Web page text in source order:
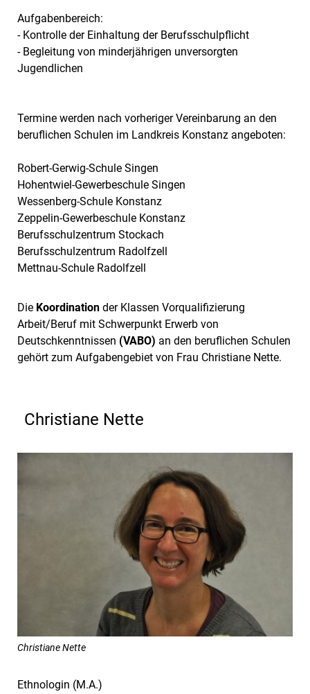
Aufgabenbereich:
- Kontrolle der Einhaltung der Berufsschulpflicht
- Begleitung von minderjährigen unversorgten
Jugendlichen
Termine werden nach vorheriger Vereinbarung an den
beruflichen Schulen im Landkreis Konstanz angeboten:
Robert-Gerwig-Schule Singen
Hohentwiel-Gewerbeschule Singen
Wessenberg-Schule Konstanz
Zeppelin-Gewerbeschule Konstanz
Berufsschulzentrum Stockach
Berufsschulzentrum Radolfzell
Mettnau-Schule Radolfzell
Die Koordination der Klassen Vorqualifizierung
Arbeit/Beruf mit Schwerpunkt Erwerb von
Deutschkenntnissen (VABO) an den beruflichen Schulen
gehört zum Aufgabengebiet von Frau Christiane Nette.
Christiane Nette
Christiane Nette
Ethnologin (M.A.)